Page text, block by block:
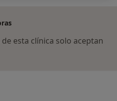
esta clínica solo aceptan